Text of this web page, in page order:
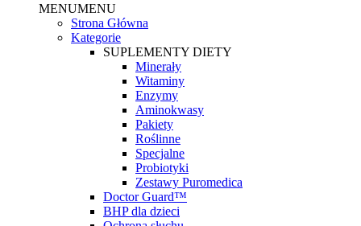
MENUMENU
Strona Główna
Kategorie
SUPLEMENTY DIETY
Minerały
Witaminy
Enzymy
Aminokwasy
Pakiety
Roślinne
Specjalne
Probiotyki
Zestawy Puromedica
Doctor Guard™
BHP dla dzieci